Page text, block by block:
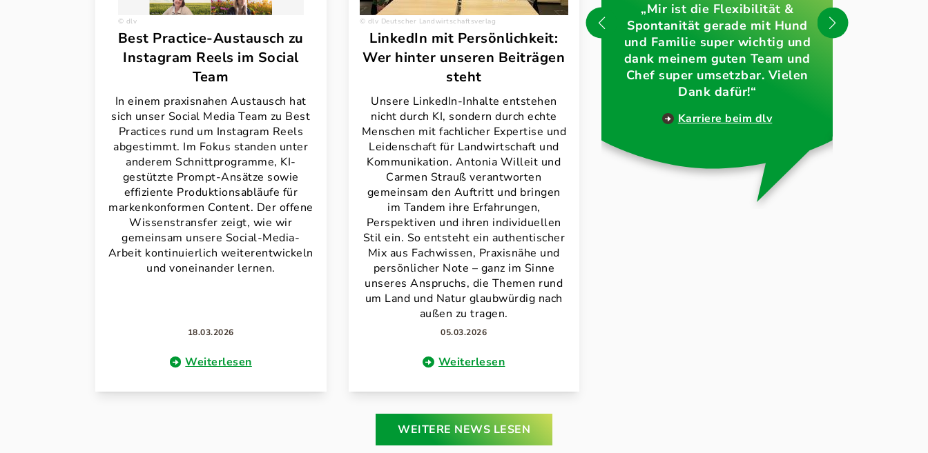
dlv
Best Practice-Austausch zu
Instagram Reels im Social
Team
In einem praxisnahen Austausch hat
sich unser Social Media Team zu Best
Practices rund um Instagram Reels
abgestimmt. Im Fokus standen unter
anderem Schnittprogramme, KI-
gestützte Prompt-Ansätze sowie
effiziente Produktionsabläufe für
markenkonformen Content. Der offene
Wissenstransfer zeigt, wie wir
gemeinsam unsere Social-Media-
Arbeit kontinuierlich weiterentwickeln
und voneinander lernen.
18.03.2026
Weiterlesen
dlv Deutscher Landwirtschaftsverlag
LinkedIn mit Persönlichkeit:
Wer hinter unseren Beiträgen
steht
Unsere LinkedIn-Inhalte entstehen
nicht durch KI, sondern durch echte
Menschen mit fachlicher Expertise und
Leidenschaft für Landwirtschaft und
Kommunikation. Antonia Willeit und
Carmen Strauß verantworten
gemeinsam den Auftritt und bringen
im Tandem ihre Erfahrungen,
Perspektiven und ihren individuellen
Stil ein. So entsteht ein authentischer
Mix aus Fachwissen, Praxisnähe und
persönlicher Note – ganz im Sinne
unseres Anspruchs, die Themen rund
um Land und Natur glaubwürdig nach
außen zu tragen.
05.03.2026
Weiterlesen
„Mir ist die Flexibilität &
Spontanität gerade mit Hund
und Familie super wichtig und
dank meinem guten Team und
Chef super umsetzbar. Vielen
Dank dafür!“
Karriere beim dlv
WEITERE NEWS LESEN